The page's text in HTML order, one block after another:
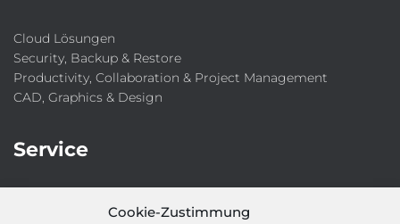
Cookie-Zustimmung
Cloud Lösungen
Security, Backup & Restore
Productivity, Collaboration & Project Management
CAD, Graphics & Design
Service